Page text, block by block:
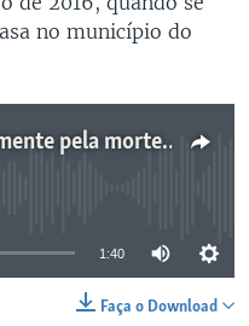
no município do
Militares acusados formalmente pela morte de jovem nas demolições do Zango - 1:40
available
1:40
Faça o Download